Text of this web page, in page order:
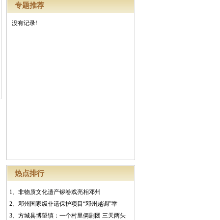
专题推荐
没有记录!
热点排行
1、 非物质文化遗产锣卷戏亮相邓州
2、 邓州国家级非遗保护项目“邓州越调”举
3、 方城县博望镇：一个村里俩剧团 三天两头